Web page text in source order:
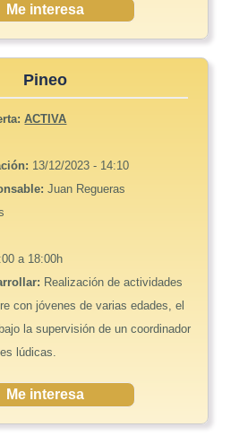
Me interesa
Pineo
ACTIVA
13/12/2023 - 14:10
Juan Regueras
a 18:00h
Realización de actividades
con jóvenes de varias edades, el
la supervisión de un coordinador
lúdicas.
Me interesa